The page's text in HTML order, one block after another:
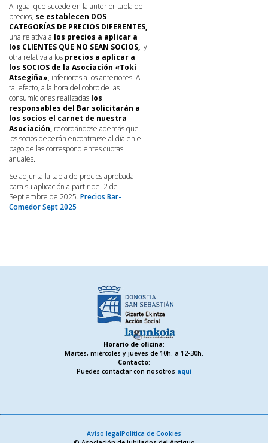
Al igual que sucede en la anterior tabla de
precios, se establecen DOS
CATEGORÍAS DE PRECIOS DIFERENTES,
una relativa a los precios a aplicar a
los CLIENTES QUE NO SEAN SOCIOS, y
otra relativa a los precios a aplicar a
los SOCIOS de la Asociación «Toki
Atsegiña», inferiores a los anteriores. A
tal efecto, a la hora del cobro de las
consumiciones realizadas los
responsables del Bar solicitarán a
los socios el carnet de nuestra
Asociación, recordándose además que
los socios deberán encontrarse al día en el
pago de las correspondientes cuotas
anuales.
Se adjunta la tabla de precios aprobada
para su aplicación a partir del 2 de
Septiembre de 2025. Precios Bar-
Comedor Sept 2025
Horario de oficina:
Martes, miércoles y jueves de 10h. a 12-30h.
Contacto:
Puedes contactar con nosotros aquí
Aviso legalPolítica de Cookies